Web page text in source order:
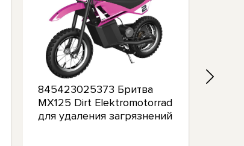
845423025373 Бритва
MX125 Dirt Elektromotorrad
для удаления загрязнений